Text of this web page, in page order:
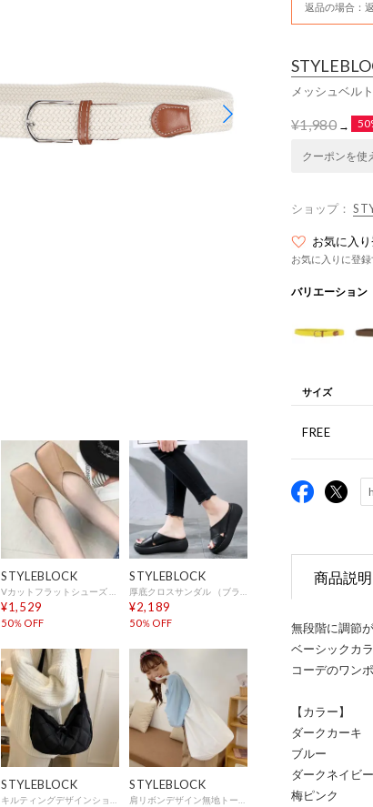
STYLEBLOCK
¥1,529
50％OFF
STYLEBLOCK
¥2,189
50％OFF
STYLEBLOCK STYLEBLOCK
返品の場合：
メッシュベル
¥1,980→
クーポンを使
ショップ：
お気に入り
お気に入りに登録
バリエーション
サイズ
FREE
商品説明
無段階に調節
ベーシックカ
コーデのワン
【カラー】
ダークカーキ
ブルー
ダークネイビー
梅ピンク